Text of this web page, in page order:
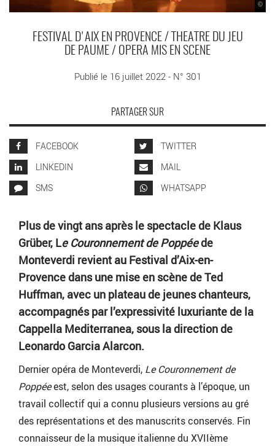
©
FESTIVAL D'AIX EN PROVENCE / THEATRE DU JEU
DE PAUME / OPERA MIS EN SCENE
Publié le 16 juillet 2022 - N° 301
PARTAGER SUR
FACEBOOK
TWITTER
LINKEDIN
MAIL
SMS
WHATSAPP
Plus de vingt ans après le spectacle de Klaus
Grüber, Le Couronnement de Poppéede
Monteverdi revient au Festival d’Aix-en-
Provence dans une mise en scène de Ted
Huffman, avec un plateau de jeunes chanteurs,
accompagnés par l’expressivité luxuriante de la
Cappella Mediterranea, sous la direction de
Leonardo Garcia Alarcon.
Dernier opéra de Monteverdi, Le Couronnement de
Poppéeest, selon des usages courants à l’époque, un
travail collectif qui a connu plusieurs versions au gré
des représentations et des manuscrits conservés. Fin
connaisseur de la musique italienne du XVIIème